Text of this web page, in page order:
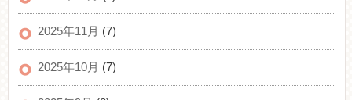
2025年11月 (7)
2025年10月 (7)